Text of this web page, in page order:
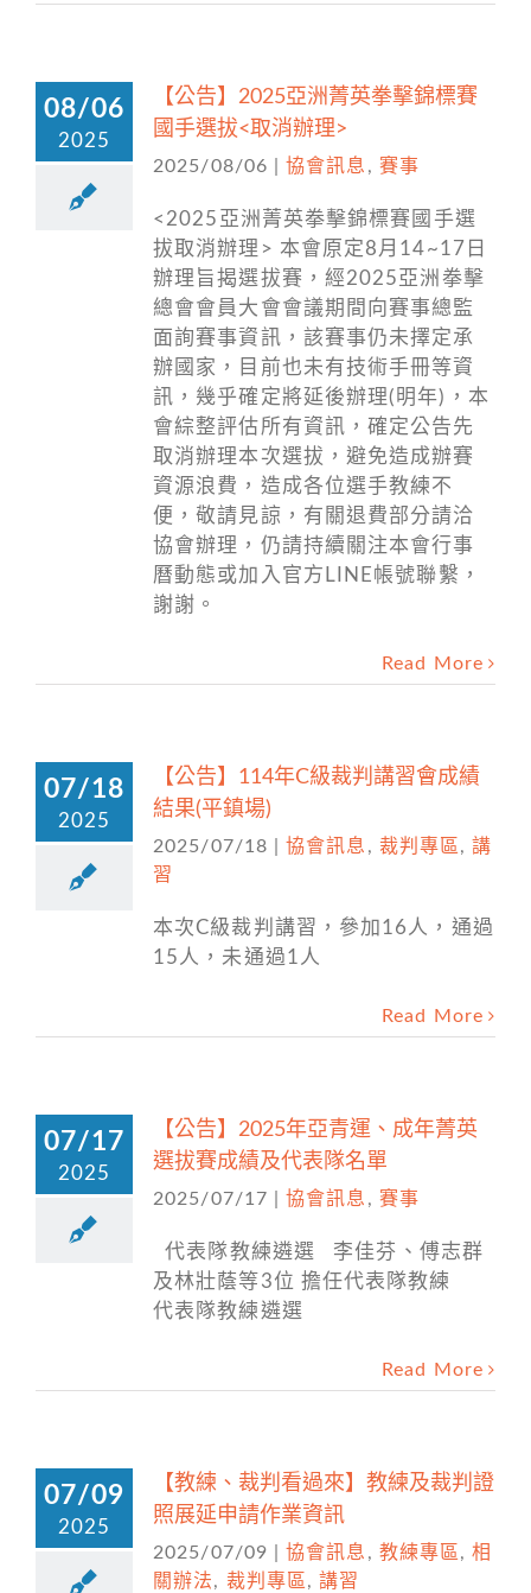
08/06
2025
【公告】2025亞洲菁英拳擊錦標賽
國手選拔<取消辦理>
2025/08/06 協會訊息 , 賽事
<2025亞洲菁英拳擊錦標賽國手選
拔取消辦理> 本會原定8月14~17日
辦理旨揭選拔賽，經2025亞洲拳擊
總會會員大會會議期間向賽事總監
面詢賽事資訊，該賽事仍未擇定承
辦國家，目前也未有技術手冊等資
訊，幾乎確定將延後辦理(明年)，本
會綜整評估所有資訊，確定公告先
取消辦理本次選拔，避免造成辦賽
資源浪費，造成各位選手教練不
便，敬請見諒，有關退費部分請洽
協會辦理，仍請持續關注本會行事
曆動態或加入官方LINE帳號聯繫，
謝謝。
Read More
07/18
2025
【公告】114年C級裁判講習會成績
結果(平鎮場)
2025/07/18 協會訊息 , 裁判專區,講
習
本次C級裁判講習，參加16人，通過
15人，未通過1人
Read More
07/17
2025
【公告】2025年亞青運、成年菁英
選拔賽成績及代表隊名單
2025/07/17 協會訊息 , 賽事
代表隊教練遴選 李佳芬、傅志群
及林壯蔭等3位 擔任代表隊教練
代表隊教練遴選
Read More
07/09
2025
【教練、裁判看過來】教練及裁判證
照展延申請作業資訊
2025/07/09 協會訊息 , 教練專區,相
關辦法, 裁判專區,講習